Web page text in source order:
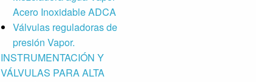
Acero Inoxidable ADCA
Válvulas reguladoras de
presión Vapor.
INSTRUMENTACIÓN Y
VÁLVULAS PARA ALTA